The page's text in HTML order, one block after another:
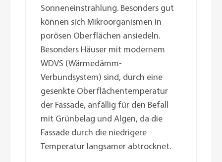
Sonneneinstrahlung. Besonders gut
können sich Mikroorganismen in
porösen Oberflächen ansiedeln.
Besonders Häuser mit modernem
WDVS (Wärmedämm-
Verbundsystem) sind, durch eine
gesenkte Oberflächentemperatur
der Fassade, anfällig für den Befall
mit Grünbelag und Algen, da die
Fassade durch die niedrigere
Temperatur langsamer abtrocknet.